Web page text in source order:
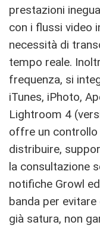
prestazioni
con i flussi video
necessità di
tempo reale.
frequenza, si
iTunes, iPhoto,
Lightroom 4
offre un
distribuire,
la consultazione
notifiche Growl
banda per
già satura, non